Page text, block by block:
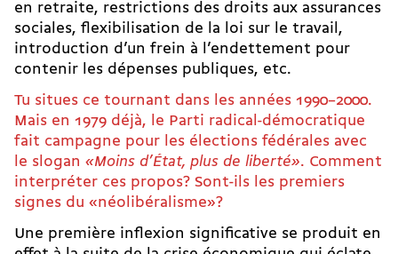
en retraite, restrictions des droits aux assurances
sociales, flexibilisation de la loi sur le travail,
introduction d’un frein à l’endettement pour
contenir les dépenses publiques, etc.
Tu situes ce tournant dans les années 1990–2000.
Mais en 1979 déjà, le Parti radical-démocratique
fait campagne pour les élections fédérales avec
le slogan «Moins d’État, plus de liberté». Comment
interpréter ces propos? Sont-ils les premiers
signes du «néolibéralisme»?
Une première inflexion significative se produit en